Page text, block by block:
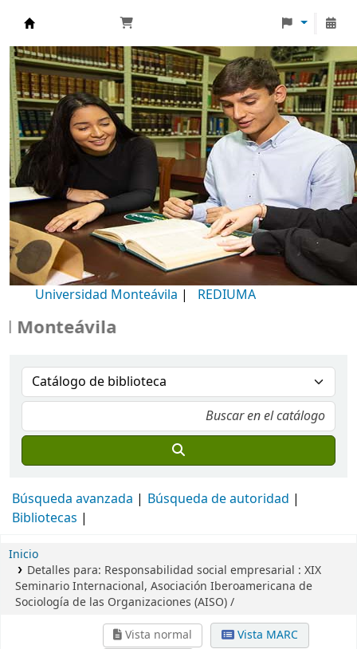
Biblioteca Universidad Monteávila
Universidad Monteávila | REDIUMA
Búsqueda avanzada
Búsqueda de autoridad
Bibliotecas
Inicio
Detalles para: Responsabilidad social empresarial : XIX
Seminario Internacional, Asociación Iberoamericana de
Sociología de las Organizaciones (AISO) /
Vista normal
Vista MARC